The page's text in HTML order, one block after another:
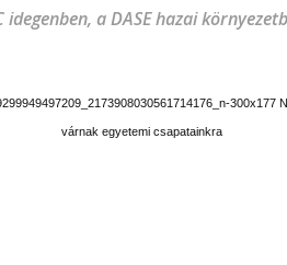
a DASE hazai